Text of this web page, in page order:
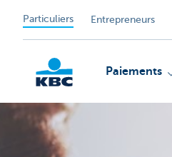
Particuliers Entrepreneurs
Particulieren
Paiements